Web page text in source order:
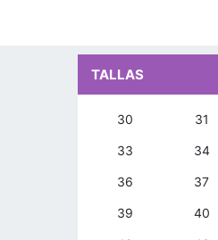
TALLAS
30 31
33 34
36 37
39 40